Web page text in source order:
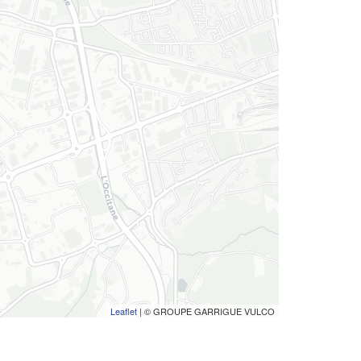
Leaflet | © GROUPE GARRIGUE VULCO